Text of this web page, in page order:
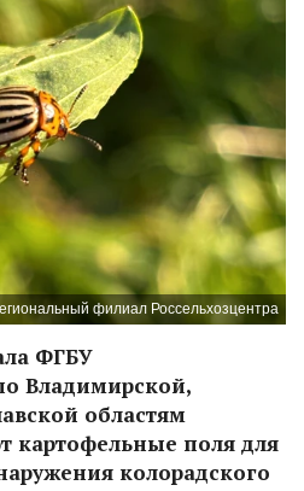
филиал Россельхозцентра
ФГБУ
Владимирской,
областям
картофельные поля для
колорадского